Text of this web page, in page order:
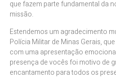
que fazem parte fundamental da
missão.
Estendemos um agradecimento
Polícia Militar de Minas Gerais,
com uma apresentação
presença de vocês foi motivo de
encantamento para todos os